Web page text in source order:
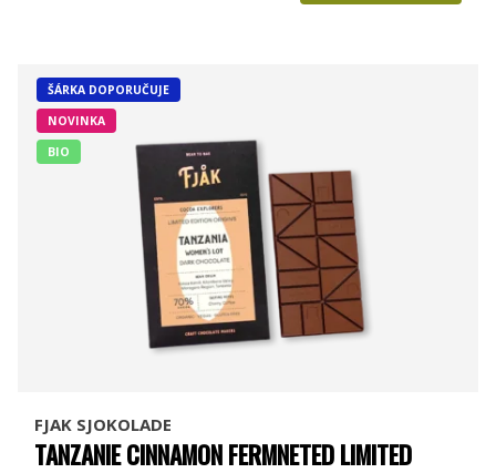
ŠÁRKA DOPORUČUJE
NOVINKA
BIO
FJAK SJOKOLADE
TANZANIE CINNAMON FERMNETED LIMITED